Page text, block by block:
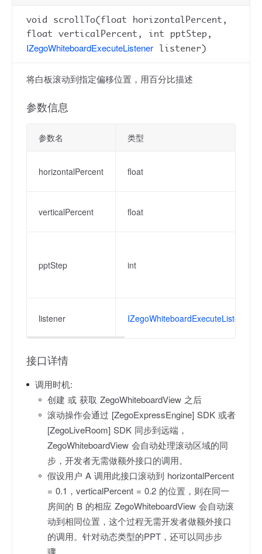
void scrollTo(float horizontalPercent,
float verticalPercent, int pptStep,
IZegoWhiteboardExecuteListener listener)
将白板滚动到指定偏移位置，用百分比描述
参数信息
参数名 类型
horizontalPercent float
verticalPercent float
pptStep int
listener IZegoWhiteboardExecuteListener
接口详情
调用时机:
创建 或 获取 ZegoWhiteboardView 之后
滚动操作会通过 [ZegoExpressEngine] SDK 或者
[ZegoLiveRoom] SDK 同步到远端，
ZegoWhiteboardView 会自动处理滚动区域的同
步，开发者无需做额外接口的调用。
假设用户 A 调用此接口滚动到 horizontalPercent
= 0.1，verticalPercent = 0.2 的位置，则在同一
房间的 B 的相应 ZegoWhiteboardView 会自动滚
动到相同位置，这个过程无需开发者做额外接口
的调用。针对动态类型的PPT，还可以同步步
骤。